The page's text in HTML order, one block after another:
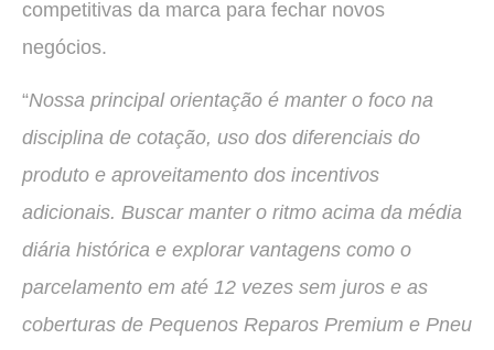
competitivas da marca para fechar novos
negócios.
“Nossa principal orientação é manter o foco na
disciplina de cotação, uso dos diferenciais do
produto e aproveitamento dos incentivos
adicionais. Buscar manter o ritmo acima da média
diária histórica e explorar vantagens como o
parcelamento em até 12 vezes sem juros e as
coberturas de Pequenos Reparos Premium e Pneu